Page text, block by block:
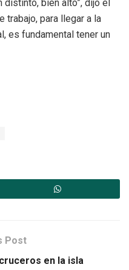
bien alto”, dijo el
trabajo, para llegar a la
es fundamental tener un
Post
en la isla